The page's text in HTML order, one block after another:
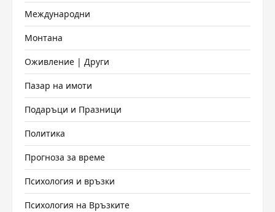
Международни
Монтана
Оживление | Други
Пазар на имоти
Подаръци и Празници
Политика
Прогноза за време
Психология и връзки
Психология на Връзките